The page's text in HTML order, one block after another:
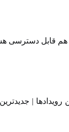
هم قابل دسترسی
رویدادها |